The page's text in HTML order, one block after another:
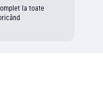
la toate